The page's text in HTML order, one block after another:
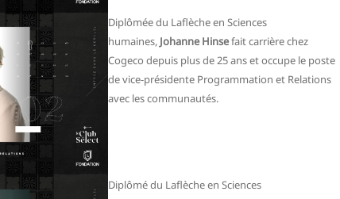
Diplômée du Laflèche en Sciences
humaines, Johanne Hinsefait carrière chez
Cogeco depuis plus de 25 ans et occupe le poste
de vice-présidente Programmation et Relations
avec les communautés.
Diplômé du Laflèche en Sciences